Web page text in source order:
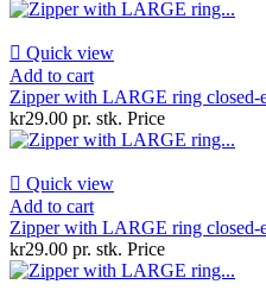
 Quick view
Add to cart
Zipper with LARGE ring closed-
kr29.00 pr. stk. Price
 Quick view
Add to cart
Zipper with LARGE ring closed-
kr29.00 pr. stk. Price